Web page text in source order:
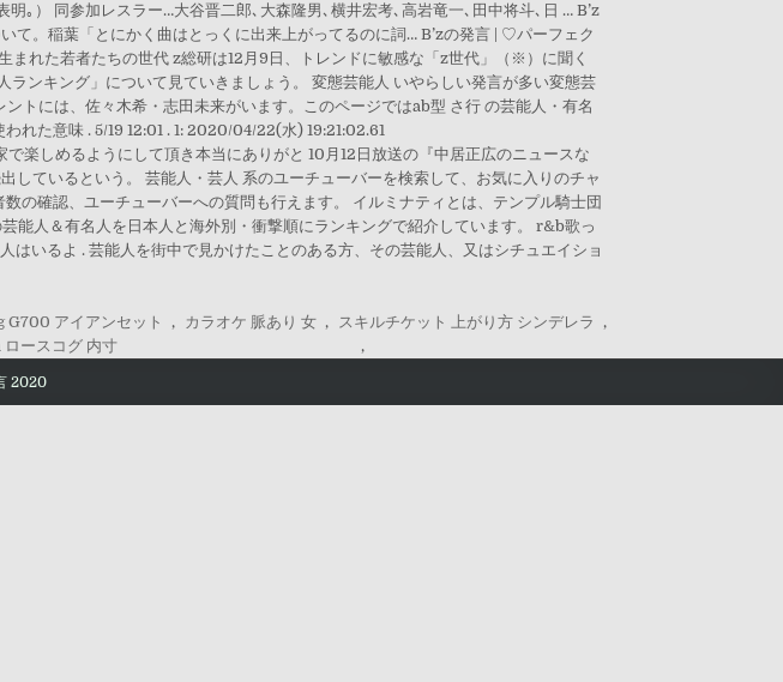
｡） 同参加レスラー…大谷晋二郎､大森隆男､横井宏考､高岩竜一､田中将斗､日 … B’z
。稲葉「とにかく曲はとっくに出来上がってるのに詞… B’zの発言 | ♡パーフェク
れた若者たちの世代 z総研は12月9日、トレンドに敏感な「z世代」（※）に聞く
ンキング」について見ていきましょう。 変態芸能人 いやらしい発言が多い変態芸
トには、佐々木希・志田未来がいます。このページではab型 さ行 の芸能人・有名
れた意味 . 5/19 12:01 . 1: 2020/04/22(水) 19:21:02.61
しめるようにして頂き本当にありがと 10月12日放送の『中居正広のニュースな
ているという。 芸能人・芸人 系のユーチューバーを検索して、お気に入りのチャ
の確認、ユーチューバーへの質問も行えます。 イルミナティとは、テンプル騎士団
能人＆有名人を日本人と海外別・衝撃順にランキングで紹介しています。 r&b歌っ
いるよ . 芸能人を街中で見かけたことのある方、その芸能人、又はシチュエイショ
G700 アイアンセット , カラオケ 脈あり 女 , スキルチケット 上がり方 シンデレラ
,
ースコグ 内寸 ,
2020